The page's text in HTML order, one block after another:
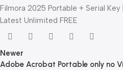
Filmora 2025 Portable + Serial
Latest Unlimited FREE
Newer
Adobe Acrobat Portable only no